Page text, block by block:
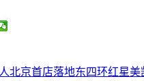
北京首店落地东四环红星